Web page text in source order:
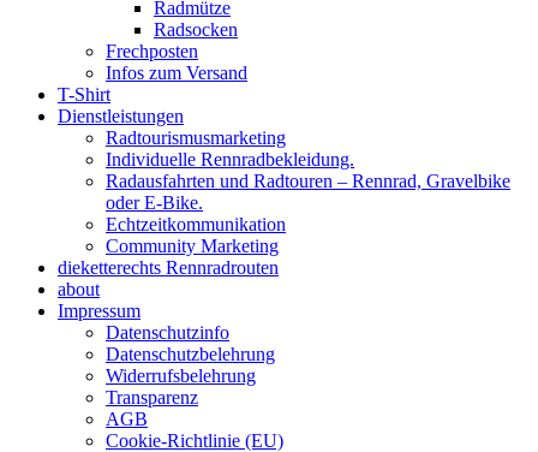
Radmütze
Radsocken
Frechposten
Infos zum Versand
T-Shirt
Dienstleistungen
Radtourismusmarketing
Individuelle Rennradbekleidung.
Radausfahrten und Radtouren – Rennrad, Gravelbike
oder E-Bike.
Echtzeitkommunikation
Community Marketing
dieketterechts Rennradrouten
about
Impressum
Datenschutzinfo
Datenschutzbelehrung
Widerrufsbelehrung
Transparenz
AGB
Cookie-Richtlinie (EU)